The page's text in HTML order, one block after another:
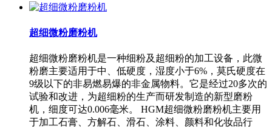
超细微粉磨粉机
超细微粉磨粉机是一种细粉及超细粉的加工设备，此微
粉磨主要适用于中、低硬度，湿度小于6%，莫氏硬度在
9级以下的非易燃易爆的非金属物料。它是经过20多次的
试验和改进，为超细粉的生产而研发制造的新型磨粉
机，细度可达0.006毫米。 HGM超细微粉磨粉机主要用
于加工石膏、方解石、滑石、涂料、颜料和化妆品行